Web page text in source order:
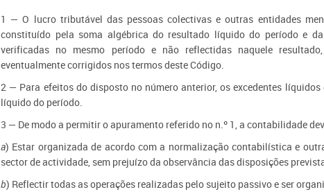
1 — O lucro tributável das pessoas colectivas e outras entidades
constituído pela soma algébrica do resultado líquido do período e
verificadas no mesmo período e não reflectidas naquele
eventualmente corrigidos nos termos deste Código.
2 — Para efeitos do disposto no número anterior, os excedentes
líquido do período.
3 — De modo a permitir o apuramento referido no n.º 1, a contabilidade
a) Estar organizada de acordo com a normalização contabilística e
sector de actividade, sem prejuízo da observância das disposições
b) Reflectir todas as operações realizadas pelo sujeito passivo e ser